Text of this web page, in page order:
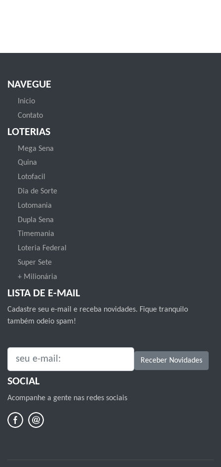
NAVEGUE
Inicio
Contato
LOTERIAS
Mega Sena
Quina
Lotofacil
Dia de Sorte
Lotomania
Dupla Sena
Timemania
Loteria Federal
Super Sete
+ Milionária
LISTA DE E-MAIL
Cadastre seu e-mail e receba novidades. Fique tranquilo
também odeio spam!
SEU E-MAIL: Receber Novidades
SOCIAL
Acompanhe a gente nas redes sociais